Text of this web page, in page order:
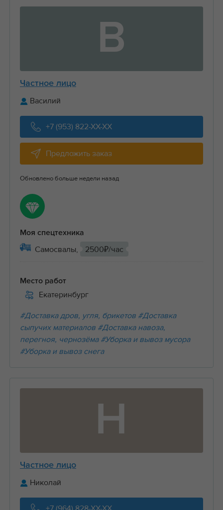
В
Частное лицо
Василий
+7 (953) 822-XX-XX
Предложить заказ
Обновлено больше недели назад
Моя спецтехника
Самосвалы, 2500₽/час
Место работ
Екатеринбург
#Доставка дров, угля, брикетов #Доставка
сыпучих материалов #Доставка навоза,
перегноя, чернозёма #Уборка и вывоз мусора
#Уборка и вывоз снега
Н
Частное лицо
Николай